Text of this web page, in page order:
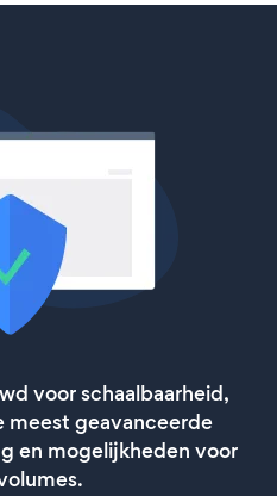
voor schaalbaarheid,
meest geavanceerde
en mogelijkheden voor